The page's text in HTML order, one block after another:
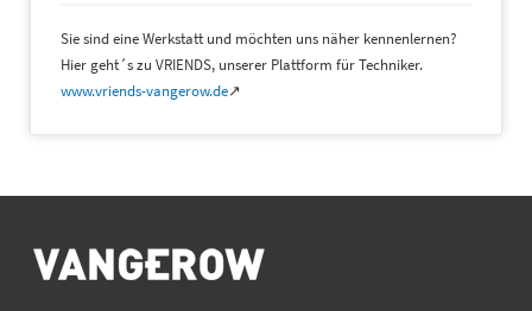
Sie sind eine Werkstatt und möchten uns näher kennenlernen?
Hier geht´s zu VRIENDS, unserer Plattform für Techniker.
www.vriends-vangerow.de↗